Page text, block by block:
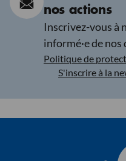
nos actions
Inscrivez-vous à
informé·e de
Politique de
S'inscrire à la